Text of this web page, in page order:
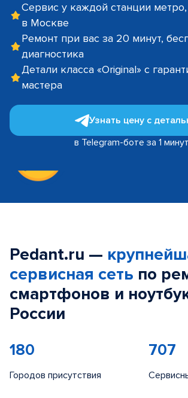
Сервис у каждой станции
в Москве
Ремонт при вас за 20 минут,
диагностика
Детали класса «Original» с
мастера
Узнать цену с
в Telegram-боте за 1
Pedant.ru —
сервисная сеть по
смартфонов и
России
180
Городов присутствия
707